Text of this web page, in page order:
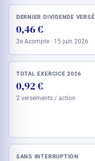
DERNIER DIVIDENDE VERSÉ
0,46 €
2e Acompte · 15 juin 2026
TOTAL EXERCICE 2026
0,92 €
2 versements / action
SANS INTERRUPTION